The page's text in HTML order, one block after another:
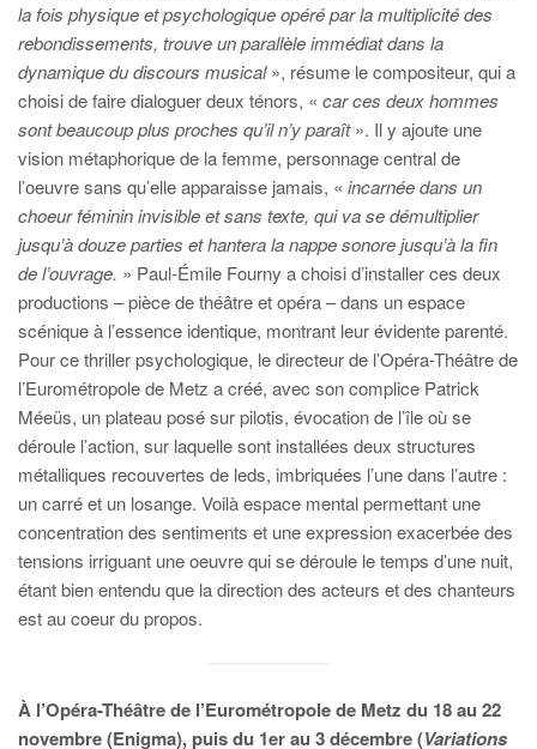
la fois physique et psychologique opéré par la multiplicité des
rebondissements, trouve un parallèle immédiat dans la
dynamique du discours musical», résume le compositeur, qui a
choisi de faire dialoguer deux ténors, « car ces deux hommes
sont beaucoup plus proches qu’il n’y paraît». Il y ajoute une
vision métaphorique de la femme, personnage central de
l’oeuvre sans qu’elle apparaisse jamais, « incarnée dans un
choeur féminin invisible et sans texte, qui va se démultiplier
jusqu’à douze parties et hantera la nappe sonore jusqu’à la fin
de l’ouvrage. » Paul-Émile Fourny a choisi d’installer ces deux
productions – pièce de théâtre et opéra – dans un espace
scénique à l’essence identique, montrant leur évidente parenté.
Pour ce thriller psychologique, le directeur de l’Opéra-Théâtre de
l’Eurométropole de Metz a créé, avec son complice Patrick
Méeüs, un plateau posé sur pilotis, évocation de l’île où se
déroule l’action, sur laquelle sont installées deux structures
métalliques recouvertes de leds, imbriquées l’une dans l’autre :
un carré et un losange. Voilà espace mental permettant une
concentration des sentiments et une expression exacerbée des
tensions irriguant une oeuvre qui se déroule le temps d’une nuit,
étant bien entendu que la direction des acteurs et des chanteurs
est au coeur du propos.
À l’Opéra-Théâtre de l’Eurométropole de Metz du 18 au 22
novembre (Enigma), puis du 1er au 3 décembre (Variations